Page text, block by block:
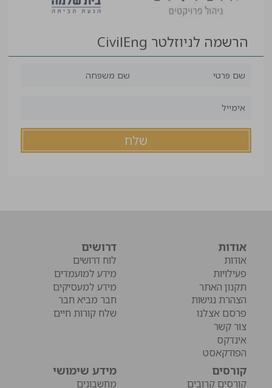
הרשמה לניוזלטר CivilEng
אודות
אודות
פעילויות
תקנון האתר
הצהרת נגישות
פרסם אצלנו
צור קשר
אינדקס
הפודקאסט
דרושים
לוח דרושים
מידע למועמדים
מידע למעסיקים
חבר מביא חבר
שלח קורות חיים
קורסים
קורסים קרובים
מידע שימושי
מחשבונים